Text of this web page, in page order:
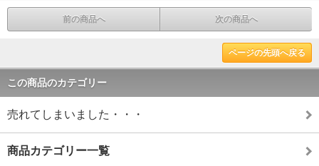
前の商品へ 次の商品へ
ページの先頭へ戻る
この商品のカテゴリー
売れてしまいました・・・
商品カテゴリー一覧